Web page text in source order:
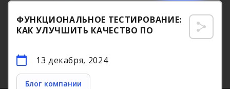
ФУНКЦИОНАЛЬНОЕ ТЕСТИРОВАНИЕ:
КАК УЛУЧШИТЬ КАЧЕСТВО ПО
13 декабря, 2024
Блог компании